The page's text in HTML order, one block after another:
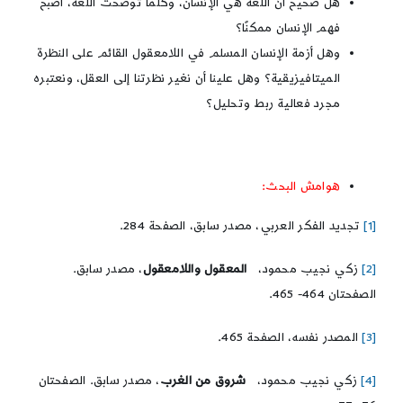
فهم الإنسان ممكنًا؟
وهل أزمة الإنسان المسلم في اللامعقول القائم على النظرة
الميتافيزيقية؟ وهل علينا أن نغير نظرتنا إلى العقل، ونعتبره
مجرد فعالية ربط وتحليل؟
هوامش البحث:
[1] تجديد الفكر العربي، مصدر سابق، الصفحة 284.
[2] زكي نجيب محمود، المعقول واللامعقول، مصدر سابق.
الصفحتان 464- 465.
[3] المصدر نفسه، الصفحة 465.
[4] زكي نجيب محمود، شروق من الغرب، مصدر سابق. الصفحتان